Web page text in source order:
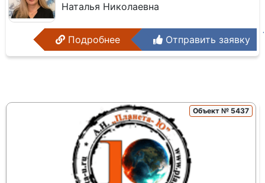
Наталья Николаевна
Подробнее Отправить заявку
Объект № 5437